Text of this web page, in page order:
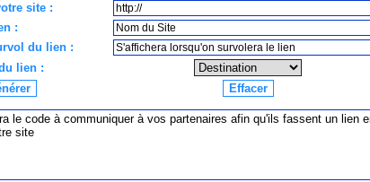
site :
:
du lien :
lien :